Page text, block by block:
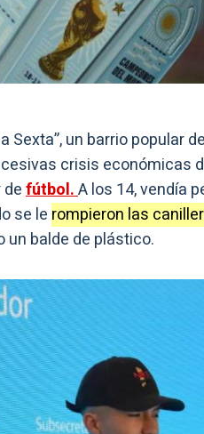
Sexta”, un barrio popular de
crisis económicas
fútbol.A los 14, vendía
se le rompieron las
balde de plástico.